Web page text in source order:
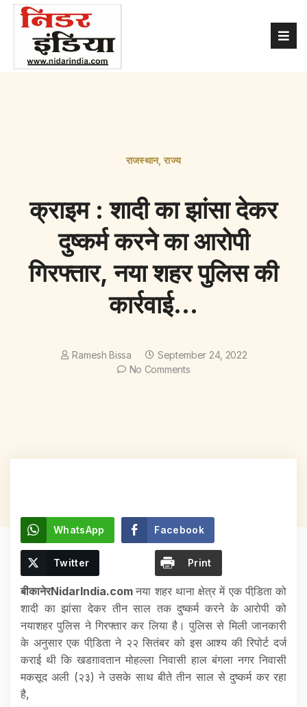
राजस्थान,राज्य
क्राइम : शादी का झांसा देकर
दुष्कर्म करने का आरोपी
गिरफ्तार, नया शहर पुलिस की
कार्रवाई…
Ramesh Bissa
September 24, 2022
No Comments
WhatsApp Facebook
Twitter Print
बीकानेरNidarIndia.comनया शहर थाना क्षेत्र में एक पीडि़ता को
शादी का झांसा देकर तीन साल तक दुष्कर्म करने के आरोपी को
नयाशहर पुलिस ने गिरफ्तार कर लिया है। पुलिस से मिली जानकारी
के अनुसार एक पीडि़ता ने २२ सितंबर को इस आश्य की रिपोर्ट दर्ज
कराई थी कि खडग़ावतान मोहल्ला निवासी हाल बंगला नगर निवासी
मकसूद अली (२३) ने उसके साथ बीते तीन साल से दुष्कर्म कर रहा
है,